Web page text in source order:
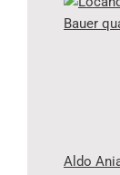
Aldo